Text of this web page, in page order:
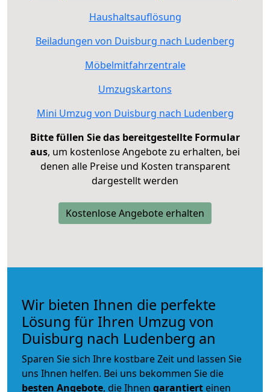
Haushaltsauflösung
Beiladungen von Duisburg nach Ludenberg
Möbelmitfahrzentrale
Umzugskartons
Mini Umzug von Duisburg nach Ludenberg
Bitte füllen Sie das bereitgestellte Formular
aus, um kostenlose Angebote zu erhalten, bei
denen alle Preise und Kosten transparent
dargestellt werden
Kostenlose Angebote erhalten
Wir bieten Ihnen die perfekte
Lösung für Ihren Umzug von
Duisburg nach Ludenberg an
Sparen Sie sich Ihre kostbare Zeit und lassen Sie
uns Ihnen helfen. Bei uns bekommen Sie die
besten Angebote, die Ihnen garantiert einen